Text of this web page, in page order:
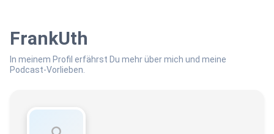
FrankUth
In meinem Profil erfährst Du mehr über mich und meine
Podcast-Vorlieben.